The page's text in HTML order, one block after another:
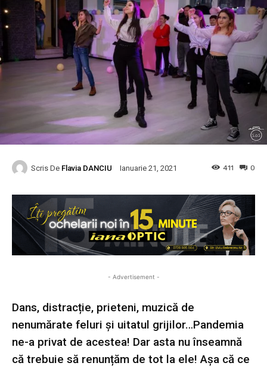
Scris De Flavia DANCIU Ianuarie 21, 2021 0
411
- Advertisement -
Dans, distracție, prieteni, muzică de
nenumărate feluri și uitatul grijilor…Pandemia
ne-a privat de acestea! Dar asta nu înseamnă
că trebuie să renunțăm de tot la ele! Așa că ce